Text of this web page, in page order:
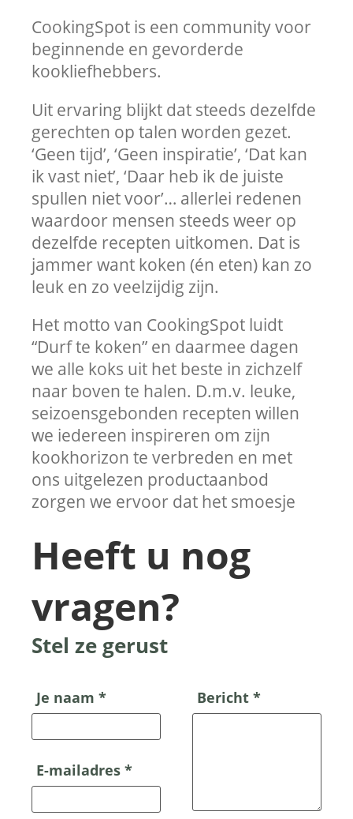
CookingSpot is een community voor
beginnende en gevorderde
kookliefhebbers.
Uit ervaring blijkt dat steeds dezelfde
gerechten op talen worden gezet.
‘Geen tijd’, ‘Geen inspiratie’, ‘Dat kan
ik vast niet’, ‘Daar heb ik de juiste
spullen niet voor’… allerlei redenen
waardoor mensen steeds weer op
dezelfde recepten uitkomen. Dat is
jammer want koken (én eten) kan zo
leuk en zo veelzijdig zijn.
Het motto van CookingSpot luidt
“Durf te koken” en daarmee dagen
we alle koks uit het beste in zichzelf
naar boven te halen. D.m.v. leuke,
seizoensgebonden recepten willen
we iedereen inspireren om zijn
kookhorizon te verbreden en met
ons uitgelezen productaanbod
zorgen we ervoor dat het smoesje
Heeft u nog
vragen?
Stel ze gerust
Je naam *
E-mailadres *
Bericht *